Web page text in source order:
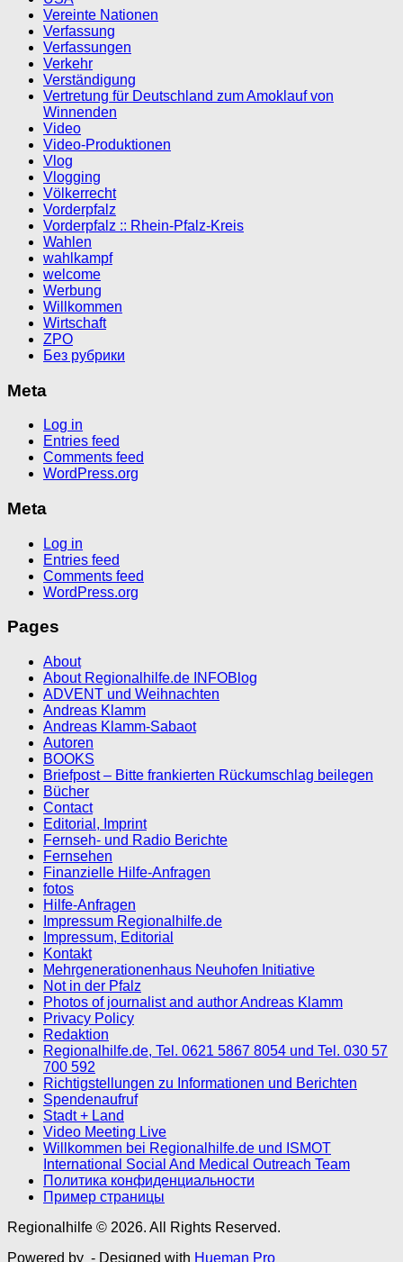
Vereinte Nationen
Verfassung
Verfassungen
Verkehr
Verständigung
Vertretung für Deutschland zum Amoklauf von
Winnenden
Video
Video-Produktionen
Vlog
Vlogging
Völkerrecht
Vorderpfalz
Vorderpfalz :: Rhein-Pfalz-Kreis
Wahlen
wahlkampf
welcome
Werbung
Willkommen
Wirtschaft
ZPO
Без рубрики
Meta
Log in
Entries feed
Comments feed
WordPress.org
Meta
Log in
Entries feed
Comments feed
WordPress.org
Pages
About
About Regionalhilfe.de INFOBlog
ADVENT und Weihnachten
Andreas Klamm
Andreas Klamm-Sabaot
Autoren
BOOKS
Briefpost – Bitte frankierten Rückumschlag beilegen
Bücher
Contact
Editorial, Imprint
Fernseh- und Radio Berichte
Fernsehen
Finanzielle Hilfe-Anfragen
fotos
Hilfe-Anfragen
Impressum Regionalhilfe.de
Impressum, Editorial
Kontakt
Mehrgenerationenhaus Neuhofen Initiative
Not in der Pfalz
Photos of journalist and author Andreas Klamm
Privacy Policy
Redaktion
Regionalhilfe.de, Tel. 0621 5867 8054 und Tel. 030 57
700 592
Richtigstellungen zu Informationen und Berichten
Spendenaufruf
Stadt + Land
Video Meeting Live
Willkommen bei Regionalhilfe.de und ISMOT
International Social And Medical Outreach Team
Политика конфиденциальности
Пример страницы
Regionalhilfe © 2026. All Rights Reserved.
Powered by - Designed with Hueman Pro